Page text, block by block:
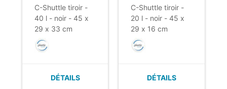
29 x 33 cm
C-Shuttle tiroir -
40 l - noir - 45 x
29 x 33 cm
DÉTAILS
29 x 16 cm
C-Shuttle tiroir -
20 l - noir - 45 x
29 x 16 cm
DÉTAILS